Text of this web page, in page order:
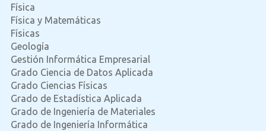
Física
Física y Matemáticas
Físicas
Geología
Gestión Informática Empresarial
Grado Ciencia de Datos Aplicada
Grado Ciencias Físicas
Grado de Estadística Aplicada
Grado de Ingeniería de Materiales
Grado de Ingeniería Informática